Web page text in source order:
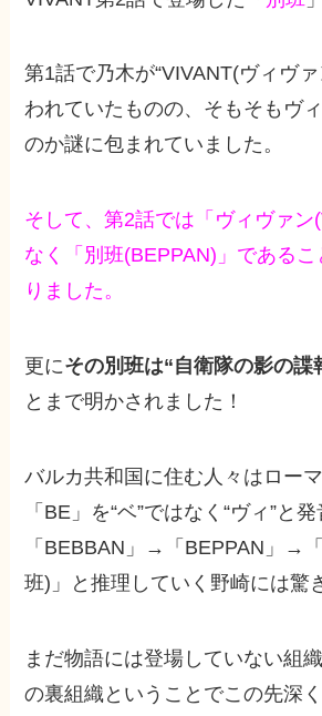
第1話で乃木が“VIVANT(ヴィヴ
われていたものの、そもそもヴ
のか謎に包まれていました。
そして、第2話では「ヴィヴァン
なく「別班(BEPPAN)」である
りました。
更にその別班は“自衛隊の影の諜
とまで明かされました！
バルカ共和国に住む人々はロー
「BE」を“ベ”ではなく“ヴィ”と
「BEBBAN」→「BEPPAN」→
班)」と推理していく野崎には驚
まだ物語には登場していない組
の裏組織ということでこの先深